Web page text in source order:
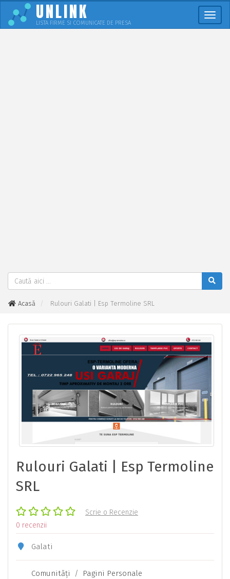
UNLINK
LISTA FIRME SI COMUNICATE DE PRESA
Acasă Rulouri Galati | Esp Termoline SRL
Rulouri Galati | Esp Termoline
SRL
Scrie o Recenzie
0 recenzii
Galati
Comunităţi / Pagini Personale